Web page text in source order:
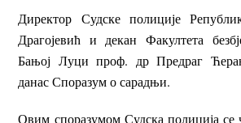
Директор Судске полиције
Драгојевић и декан Факултета
Бањој Луци проф. др Предраг
данас Споразум о сарадњи.
Овим споразумом Судска полиција се